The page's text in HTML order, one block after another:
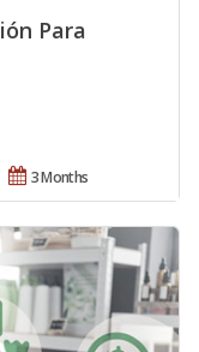
Para
3 Months